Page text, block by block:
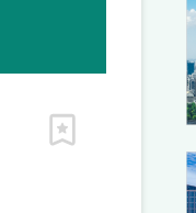
ピン留め